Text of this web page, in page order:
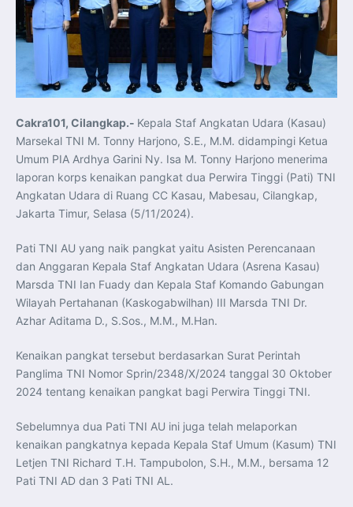
Koordinasi Jaga Stabilitas Keuangan dan Kepercayaan
Pasar
Presiden Prabowo Perkuat Sinergi Perguruan Tinggi dan
PT PAL untuk Majukan Industri Perkapalan Nasional
KASAL dan Panglima Armada Pasifik Rusia Resmi Buka
Latma ORRUDA 2026
T-50i Golden Eagle TNI AU Meriahkan Pitch Black Mindil
Beach Flying Display 2026
Indonesia dan Turki Sepakati Joint Action Plan 2026–
Balai Vokasi
TNI AU Tingkatkan Kemampuan Personel melalui
Pelatihan Signal Radio untuk Misi Pertahanan Udara dan
Radar
Menkeu Purbaya Instruksikan Penyelarasan Aturan KEK
untuk Perkuat Daya Saing Industri Dalam Negeri
Mentan Amran Pacu Produksi Gula Nasional, Target
Swasembada Gula Putih Dua Tahun dan Tembus 3 Juta
Ton
Menlu Sugiono Tekankan Inovasi sebagai Kunci
Latma ORRUDA 2026 di Vladivostok Perkuat Diplomasi
Maritim TNI AL dan Rusia
Latihan DACT di Exercise Pitch Black 2026 Tingkatkan
Kesiapan Tempur Penerbang TNI AU
Menlu Sugiono: “Kekuatan Ekonomi ASEAN-RRT Harus
Menjadi Penopang Stabilitas Kawasan”
ASEAN dan Amerika Serikat Perkuat Kemitraan untuk
Jaga Stabilitas Kawasan dan Dorong Pertumbuhan
Perkuat Kerja Sama Repatriasi Artefak Budaya
Menteri PKP dan Ketua DEN Perkuat Kolaborasi
Teknologi, Data, dan Pembiayaan Demi Percepatan
Program 3 Juta Rumah
dan Sertifikasi Kompetensi
KASAU Bekali 154 Perwira Remaja AAU 2026, Tekankan
Integritas dan Profesionalisme sebagai Bekal
Pengabdian
Menlu Sugiono Dorong Kemitraan ASEAN–Inggris yang
Lebih Erat Hadapi Tantangan Global
Cakra101, Cilangkap.- Kepala Staf Angkatan Udara (Kasau)
Marsekal TNI M. Tonny Harjono, S.E., M.M. didampingi Ketua
Umum PIA Ardhya Garini Ny. Isa M. Tonny Harjono menerima
laporan korps kenaikan pangkat dua Perwira Tinggi (Pati) TNI
Angkatan Udara di Ruang CC Kasau, Mabesau, Cilangkap,
Jakarta Timur, Selasa (5/11/2024).
Pati TNI AU yang naik pangkat yaitu Asisten Perencanaan
dan Anggaran Kepala Staf Angkatan Udara (Asrena Kasau)
Marsda TNI Ian Fuady dan Kepala Staf Komando Gabungan
Wilayah Pertahanan (Kaskogabwilhan) III Marsda TNI Dr.
Azhar Aditama D., S.Sos., M.M., M.Han.
Kenaikan pangkat tersebut berdasarkan Surat Perintah
Panglima TNI Nomor Sprin/2348/X/2024 tanggal 30 Oktober
2024 tentang kenaikan pangkat bagi Perwira Tinggi TNI.
Sebelumnya dua Pati TNI AU ini juga telah melaporkan
kenaikan pangkatnya kepada Kepala Staf Umum (Kasum) TNI
Letjen TNI Richard T.H. Tampubolon, S.H., M.M., bersama 12
Pati TNI AD dan 3 Pati TNI AL.